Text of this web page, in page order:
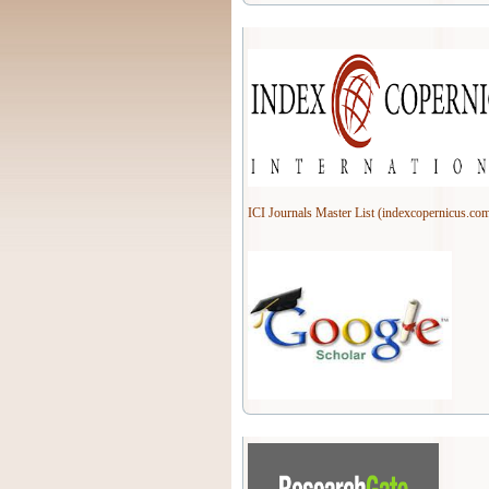
ICI Journals Master List